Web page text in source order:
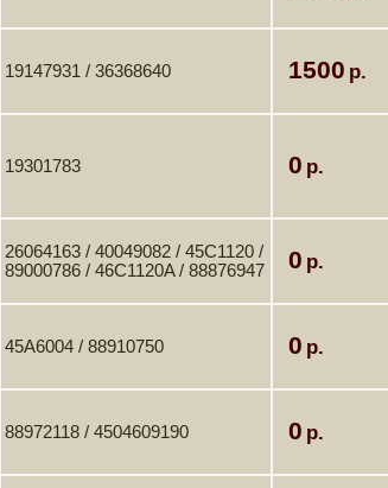
19147931 / 36368640 1500
19301783 0
26064163 / 40049082 / 45C1120 /
89000786 / 46C1120A / 88876947
0
45A6004 / 88910750 0
88972118 / 4504609190 0